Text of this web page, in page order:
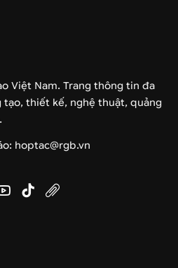
Việt Nam. Trang thông tin đa
tạo, thiết kế, nghệ thuật, quảng
hoptac@rgb.vn